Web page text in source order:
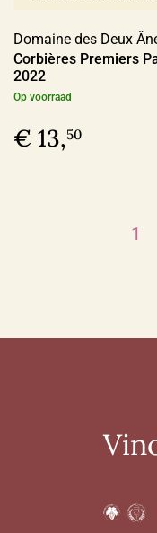
Domaine des Deux
Corbières Premiers
2022
Op voorraad
€ 13,50
1